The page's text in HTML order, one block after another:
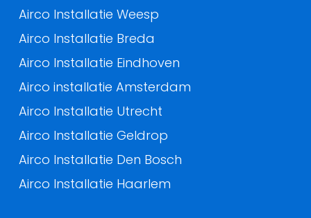
Airco Installatie Weesp
Airco Installatie Breda
Airco Installatie Eindhoven
Airco installatie Amsterdam
Airco Installatie Utrecht
Airco Installatie Geldrop
Airco Installatie Den Bosch
Airco Installatie Haarlem